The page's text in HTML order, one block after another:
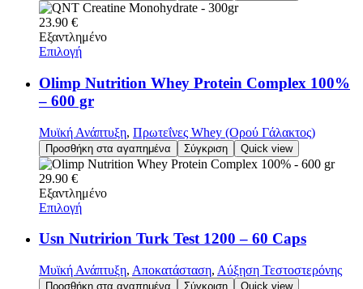
23.90 €
Εξαντλημένο
Επιλογή
Olimp Nutrition Whey Protein Complex 100%
– 600 gr
Μυϊκή Ανάπτυξη, Πρωτεΐνες Whey (Ορού Γάλακτος)
Προσθήκη στα αγαπημένα Σύγκριση Quick view
29.90 €
Εξαντλημένο
Επιλογή
Usn Nutririon Turk Test 1200 – 60 Caps
Μυϊκή Ανάπτυξη, Αποκατάσταση, Αύξηση Τεστοστερόνης
Προσθήκη στα αγαπημένα Σύγκριση Quick view